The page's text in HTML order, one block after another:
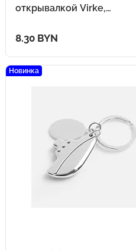
открывалкой Virke,
8.30 BYN
Новинка